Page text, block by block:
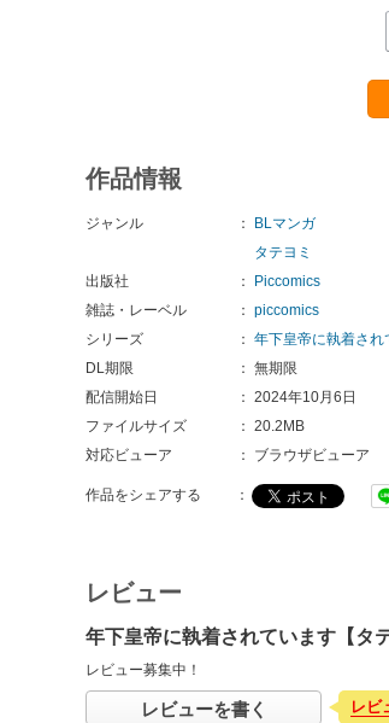
作品情報
ジャンル ：
BLマンガ
タテヨミ
出版社
：
Piccomics
雑誌・レーベル
： piccomics
シリーズ
： 年下皇帝に執着され
DL期限
： 無期限
配信開始日
： 2024年10月6日
ファイルサイズ
： 20.2MB
対応ビューア
： ブラウザビューア
作品をシェアする ：
レビュー
年下皇帝に執着されています【タ
レビュー募集中！
レビューを書く レビ